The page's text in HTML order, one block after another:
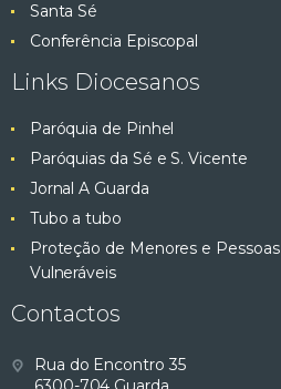
Santa Sé
Conferência Episcopal
Links Diocesanos
Paróquia de Pinhel
Paróquias da Sé e S. Vicente
Jornal A Guarda
Tubo a tubo
Proteção de Menores e Pessoas
Vulneráveis
Contactos
Rua do Encontro 35